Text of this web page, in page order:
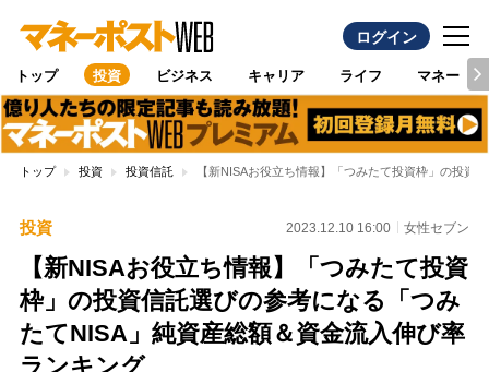
ログイン
トップ 投資 ビジネス キャリア ライフ マネー
トップ 投資 投資信託 【新NISAお役立ち情報】「つみたて投資枠」の投資
投資 2023.12.10 16:00 女性セブン
【新NISAお役立ち情報】「つみたて投資
枠」の投資信託選びの参考になる「つみ
たてNISA」純資産総額＆資金流入伸び率
ランキング